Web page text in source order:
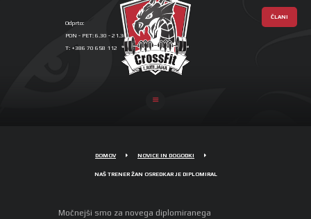
ČLANI
Odprto:
PON - PET: 6.30 - 21.30, SOB: 17.00 - 19.00
T: +386 70 658 112
DOMOV NOVICE IN DOGODKI
NAŠ TRENER ŽAN OSREDKAR JE DIPLOMIRAL
Močnejši smo za novega diplomiranega